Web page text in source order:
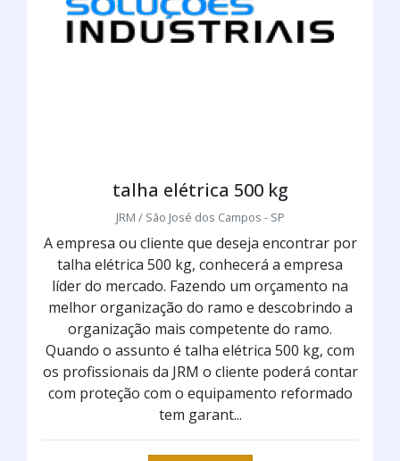
talha elétrica 500 kg
JRM / São José dos Campos - SP
A empresa ou cliente que deseja encontrar por
talha elétrica 500 kg, conhecerá a empresa
líder do mercado. Fazendo um orçamento na
melhor organização do ramo e descobrindo a
organização mais competente do ramo.
Quando o assunto é talha elétrica 500 kg, com
os profissionais da JRM o cliente poderá contar
com proteção com o equipamento reformado
tem garant...